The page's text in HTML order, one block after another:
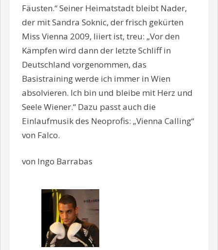
Fäusten.“ Seiner Heimatstadt bleibt Nader,
der mit Sandra Soknic, der frisch gekürten
Miss Vienna 2009, liiert ist, treu: „Vor den
Kämpfen wird dann der letzte Schliff in
Deutschland vorgenommen, das
Basistraining werde ich immer in Wien
absolvieren. Ich bin und bleibe mit Herz und
Seele Wiener.“ Dazu passt auch die
Einlaufmusik des Neoprofis: „Vienna Calling“
von Falco.
von Ingo Barrabas